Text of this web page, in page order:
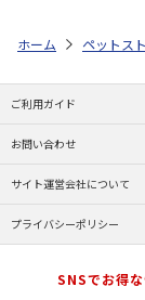
ホーム ペットス
ご利用ガイド
お問い合わせ
サイト運営会社について
プライバシーポリシー
SNSでお得